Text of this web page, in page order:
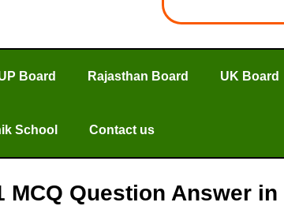
Board Rajasthan Board UK Board
School Contact us
MCQ Question Answer